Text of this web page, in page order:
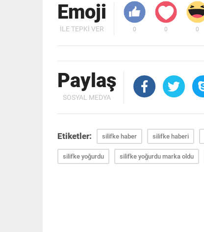
Emoji
İLE TEPKI VER 0 0 0
Paylaş
SOSYAL MEDYA
Etiketler: silifke haber silifke haberi
silifke yoğurdu silifke yoğurdu marka oldu